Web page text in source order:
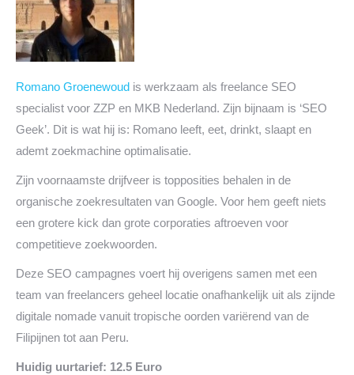
Romano Groenewoud is werkzaam als freelance SEO
specialist voor ZZP en MKB Nederland. Zijn bijnaam is ‘SEO
Geek’. Dit is wat hij is: Romano leeft, eet, drinkt, slaapt en
ademt zoekmachine optimalisatie.
Zijn voornaamste drijfveer is topposities behalen in de
organische zoekresultaten van Google. Voor hem geeft niets
een grotere kick dan grote corporaties aftroeven voor
competitieve zoekwoorden.
Deze SEO campagnes voert hij overigens samen met een
team van freelancers geheel locatie onafhankelijk uit als zijnde
digitale nomade vanuit tropische oorden variërend van de
Filipijnen tot aan Peru.
Huidig uurtarief: 12.5 Euro